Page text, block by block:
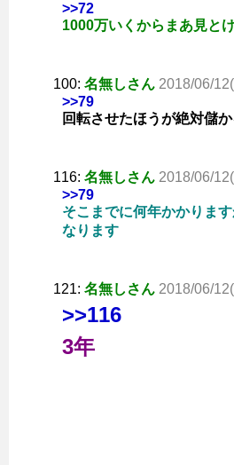
>>72
1000万いくからまあ見と
100: 名無しさん 2018/06/
>>79
回転させたほうが絶対儲
116: 名無しさん 2018/06/
>>79
そこまでに何年かかりま
なります
121: 名無しさん 2018/06/
>>116
3年